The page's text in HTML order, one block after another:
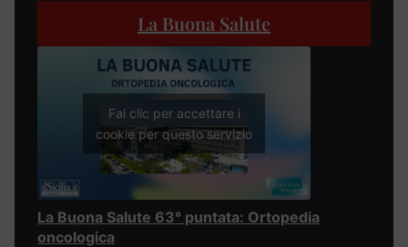
La Buona Salute
Fai clic per accettare i
cookie per questo servizio
La Buona Salute 63° puntata: Ortopedia
oncologica